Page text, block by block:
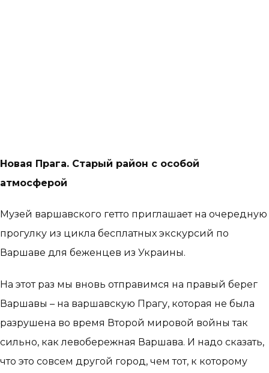
Новая Прага. Старый район с особой
атмосферой
Музей варшавского гетто приглашает на очередную
прогулку из цикла бесплатных экскурсий по
Варшаве для беженцев из Украины.
На этот раз мы вновь отправимся на правый берег
Варшавы – на варшавскую Прагу, которая не была
разрушена во время Второй мировой войны так
сильно, как левобережная Варшава. И надо сказать,
что это совсем другой город, чем тот, к которому